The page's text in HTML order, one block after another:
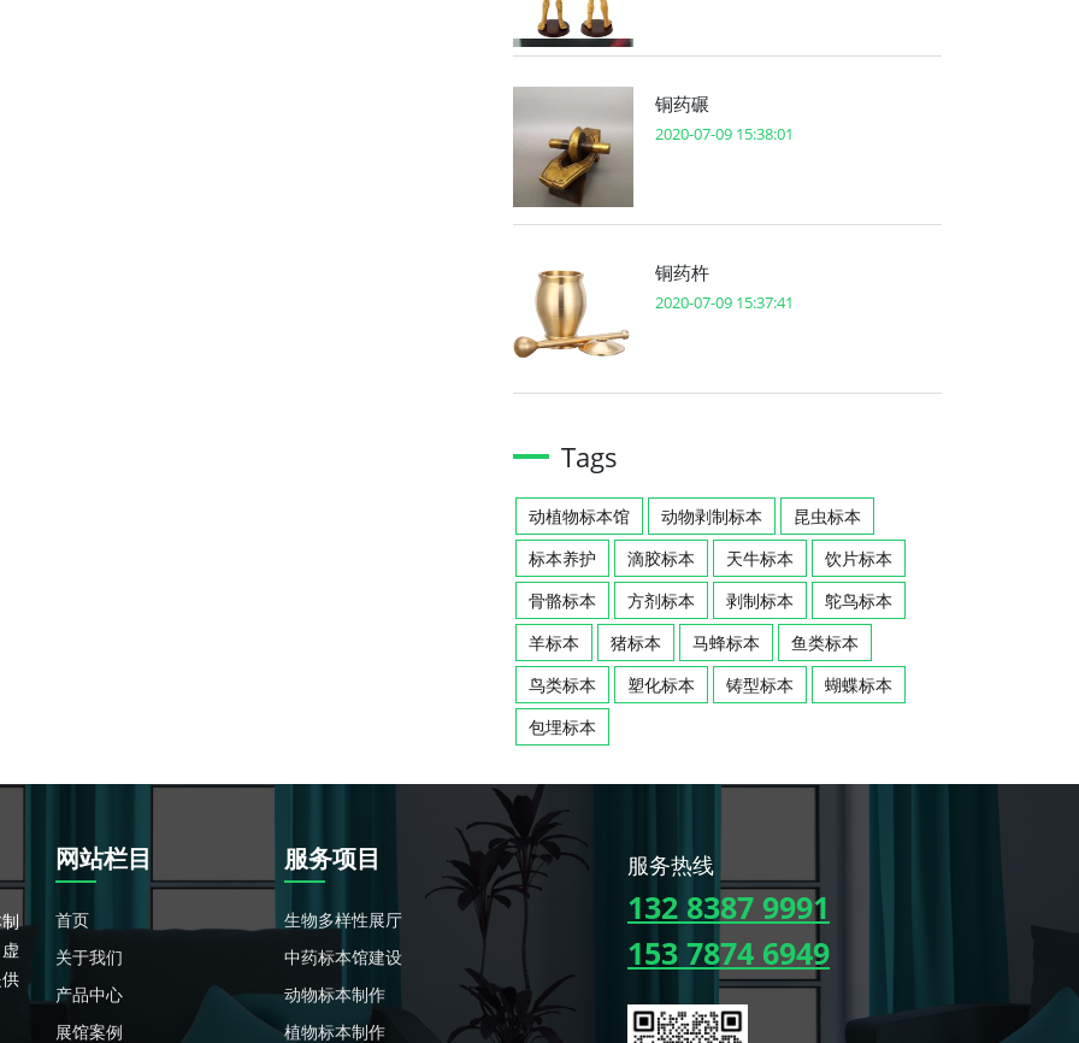
铜药碾
2020-07-09 15:38:01
铜药杵
2020-07-09 15:37:41
Tags
动植物标本馆 动物剥制标本
昆虫标本
标本养护
滴胶标本 天牛标本
饮片标本
骨骼标本
方剂标本 剥制标本
鸵鸟标本
羊标本
猪标本 马蜂标本
鱼类标本
鸟类标本
塑化标本 铸型标本
蝴蝶标本
包埋标本
网站栏目
首页
关于我们
产品中心
展馆案例
服务项目
生物多样性展厅
中药标本馆建设
动物标本制作
植物标本制作
服务热线
132 8387 9991
153 7874 6949